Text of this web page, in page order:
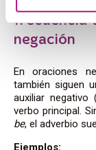
frecuencia
negación
En oraciones
también siguen
auxiliar negativo
verbo principal.
be, el adverbio
Ejemplos: